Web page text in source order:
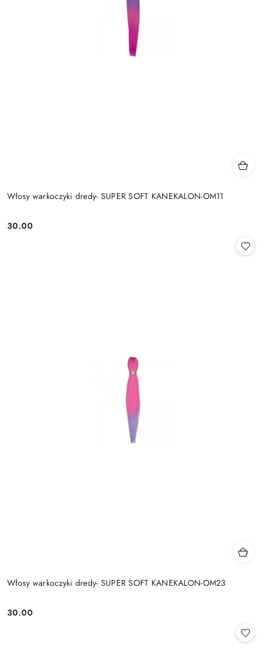
Włosy warkoczyki dredy- SUPER SOFT KANEKALON-OM11
Cena:
30.00
Włosy warkoczyki dredy- SUPER SOFT KANEKALON-OM23
Cena:
30.00